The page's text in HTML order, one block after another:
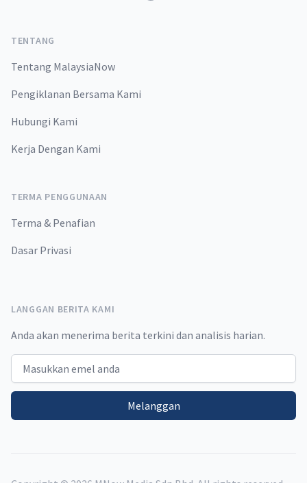
TENTANG
Tentang MalaysiaNow
Pengiklanan Bersama Kami
Hubungi Kami
Kerja Dengan Kami
TERMA PENGGUNAAN
Terma & Penafian
Dasar Privasi
LANGGAN BERITA KAMI
Anda akan menerima berita terkini dan analisis harian.
Email address
Melanggan